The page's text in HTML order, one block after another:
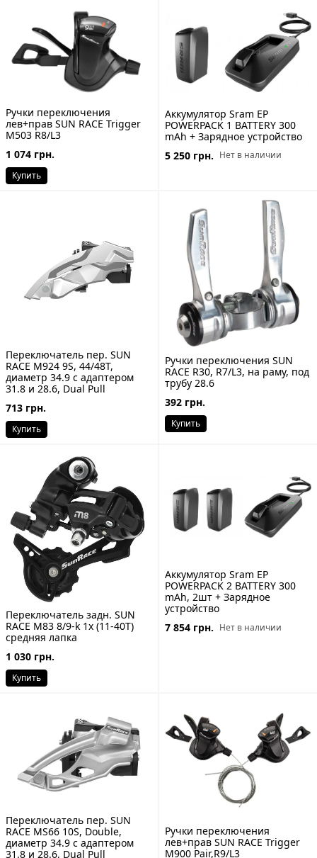
Ручки переключения
лев+прав SUN RACE Trigger
M503 R8/L3
1 074 грн.
Купить
Аккумулятор Sram EP
POWERPACK 1 BATTERY 300
mAh + Зарядное устройство
5 250 грн. Нет в наличии
Переключатель пер. SUN
RACE M924 9S, 44/48T,
диаметр 34.9 с адаптером
31.8 и 28.6, Dual Pull
713 грн.
Купить
Ручки переключения SUN
RACE R30, R7/L3, на раму, под
трубу 28.6
392 грн.
Купить
Переключатель задн. SUN
RACE M83 8/9-k 1x (11-40T)
средняя лапка
1 030 грн.
Купить
Аккумулятор Sram EP
POWERPACK 2 BATTERY 300
mAh, 2шт + Зарядное
устройство
7 854 грн. Нет в наличии
Переключатель пер. SUN
RACE MS66 10S, Double,
диаметр 34.9 с адаптером
31.8 и 28.6, Dual Pull
Ручки переключения
лев+прав SUN RACE Trigger
M900 Pair,R9/L3